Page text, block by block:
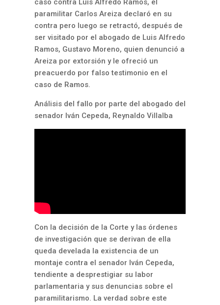
caso contra Luis Alfredo Ramos, el
paramilitar Carlos Areiza declaró en su
contra pero luego se retractó, después de
ser visitado por el abogado de Luis Alfredo
Ramos, Gustavo Moreno, quien denunció a
Areiza por extorsión y le ofreció un
preacuerdo por falso testimonio en el
caso de Ramos.
Análisis del fallo por parte del abogado del
senador Iván Cepeda, Reynaldo Villalba
Con la decisión de la Corte y las órdenes
de investigación que se derivan de ella
queda develada la existencia de un
montaje contra el senador Iván Cepeda,
tendiente a desprestigiar su labor
parlamentaria y sus denuncias sobre el
paramilitarismo. La verdad sobre este